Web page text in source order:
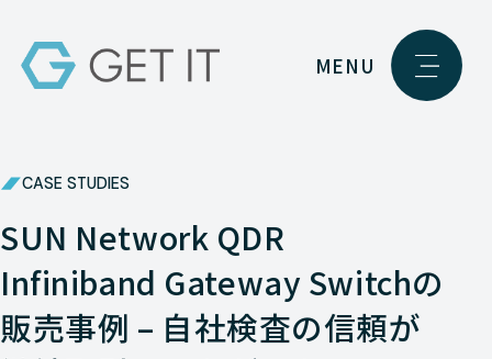
MENU
CASE STUDIES
SUN Network QDR
Infiniband Gateway Switchの
販売事例 – 自社検査の信頼が